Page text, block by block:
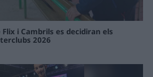
i Cambrils es decidiran els
2026